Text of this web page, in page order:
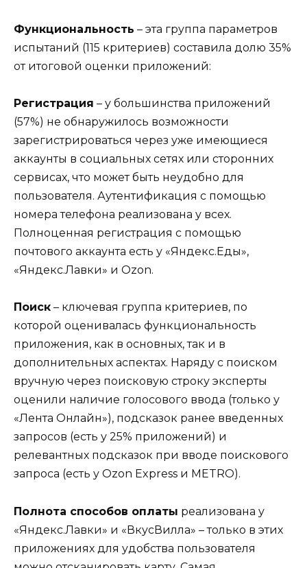
Функциональность – эта группа параметров
испытаний (115 критериев) составила долю 35%
от итоговой оценки приложений:
Регистрация – у большинства приложений
(57%) не обнаружилось возможности
зарегистрироваться через уже имеющиеся
аккаунты в социальных сетях или сторонних
сервисах, что может быть неудобно для
пользователя. Аутентификация с помощью
номера телефона реализована у всех.
Полноценная регистрация с помощью
почтового аккаунта есть у «Яндекс.Еды»,
«Яндекс.Лавки» и Ozon.
Поиск – ключевая группа критериев, по
которой оценивалась функциональность
приложения, как в основных, так и в
дополнительных аспектах. Наряду с поиском
вручную через поисковую строку эксперты
оценили наличие голосового ввода (только у
«Лента Онлайн»), подсказок ранее введенных
запросов (есть у 25% приложений) и
релевантных подсказок при вводе поискового
запроса (есть у Ozon Express и METRO).
Полнота способов оплаты реализована у
«Яндекс.Лавки» и «ВкусВилла» – только в этих
приложениях для удобства пользователя